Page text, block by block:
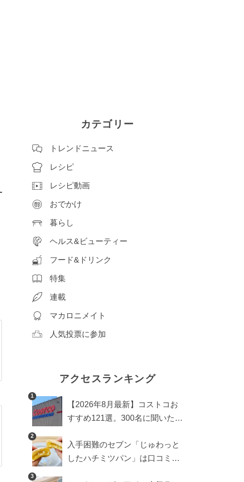
カテゴリー
トレンドニュース
レシピ
レシピ動画
おでかけ
暮らし
ヘルス&ビューティー
フード&ドリンク
特集
連載
マカロニメイト
人気投票に参加
アクセスランキング
1
【2026年8月最新】コストコお
すすめ121選。300名に聞いた買
め商品も
2
入手困難のセブン「じゅわっと
したハチミツパン」は口コミ通
3